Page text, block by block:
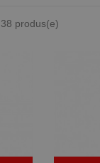
produs(e)